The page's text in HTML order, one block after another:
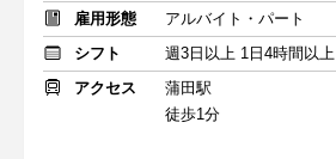
雇用形態
アルバイト・パート
シフト
週3日以上 1日4時間以上
アクセス
蒲田駅
徒歩1分